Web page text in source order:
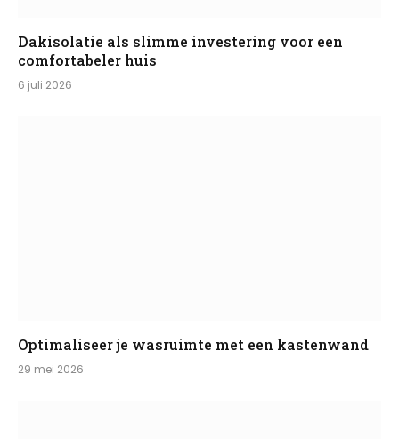
Dakisolatie als slimme investering voor een
comfortabeler huis
6 juli 2026
Optimaliseer je wasruimte met een kastenwand
29 mei 2026